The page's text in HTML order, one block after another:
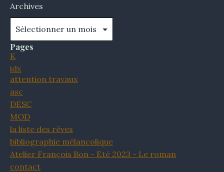
Archives
Pages
K
idx
attention travaux
asc
DESC
MOD
la liste des rêves
bibliographie mélancolique
Atelier François Bon - Eté 2023 - Le roman
contact